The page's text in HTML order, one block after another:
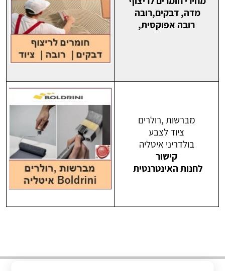
מדה, דבקים,רובה
רובה אפוקסית,
מברשות ,רולרים
ציוד לצבע
בולדריני איטליה
קישור
לחנות האינטרנטית